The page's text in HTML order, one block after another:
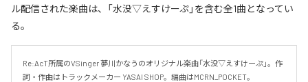
ル配信された楽曲は、「水没▽えすけーぷ」を含む全1曲となってい
る。
Re:AcT所属のVSinger 夢川かなうのオリジナル楽曲「水没▽えすけーぷ」。作
詞・作曲はトラックメーカー YASAI SHOP。編曲はMCRN_POCKET。